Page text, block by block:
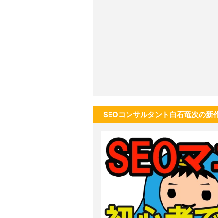
SEOコンサルタント白石竜次の新